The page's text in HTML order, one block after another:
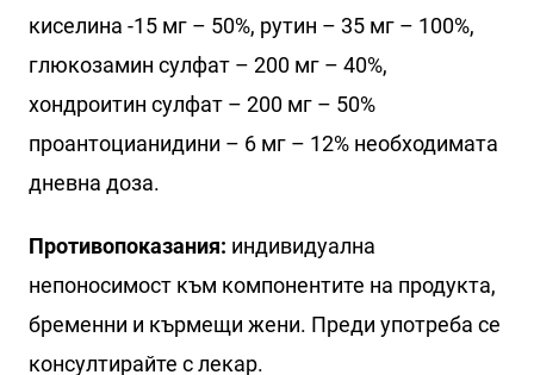
киселина -15 мг – 50%, рутин – 35 мг – 100%,
глюкозамин сулфат – 200 мг – 40%,
хондроитин сулфат – 200 мг – 50%
проантоцианидини – 6 мг – 12% необходимата
дневна доза.
Противопоказания: индивидуална
непоносимост към компонентите на продукта,
бременни и кърмещи жени. Преди употреба се
консултирайте с лекар.